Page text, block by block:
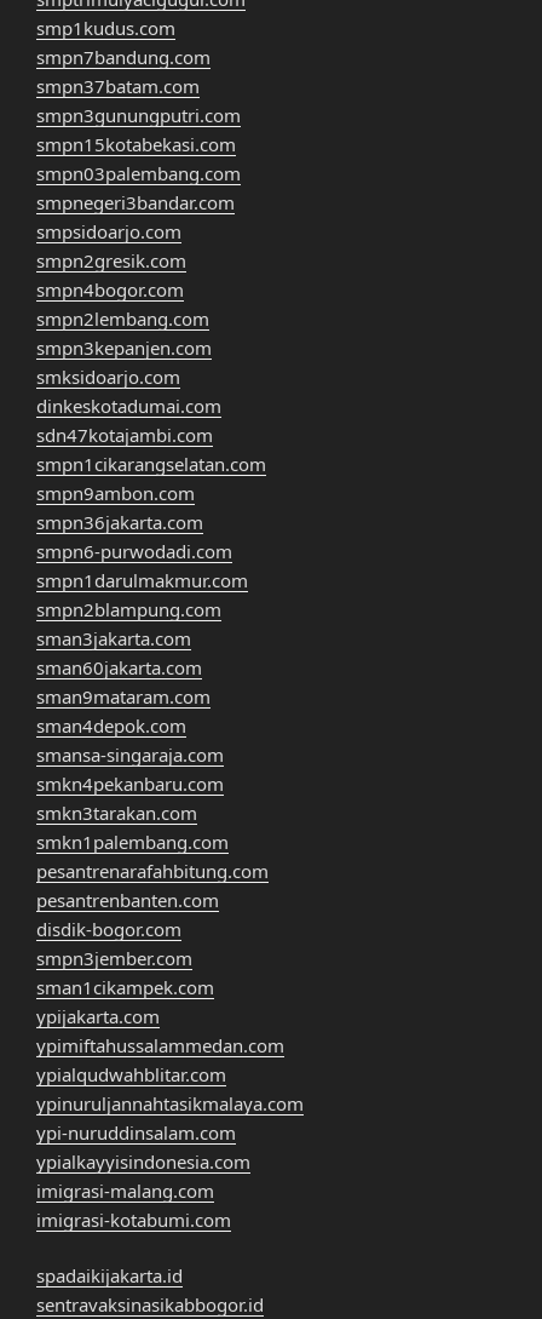
smp1kudus.com
smpn7bandung.com
smpn37batam.com
smpn3gunungputri.com
smpn15kotabekasi.com
smpn03palembang.com
smpnegeri3bandar.com
smpsidoarjo.com
smpn2gresik.com
smpn4bogor.com
smpn2lembang.com
smpn3kepanjen.com
smksidoarjo.com
dinkeskotadumai.com
sdn47kotajambi.com
smpn1cikarangselatan.com
smpn9ambon.com
smpn36jakarta.com
smpn6-purwodadi.com
smpn1darulmakmur.com
smpn2blampung.com
sman3jakarta.com
sman60jakarta.com
sman9mataram.com
sman4depok.com
smansa-singaraja.com
smkn4pekanbaru.com
smkn3tarakan.com
smkn1palembang.com
pesantrenarafahbitung.com
pesantrenbanten.com
disdik-bogor.com
smpn3jember.com
sman1cikampek.com
ypijakarta.com
ypimiftahussalammedan.com
ypialqudwahblitar.com
ypinuruljannahtasikmalaya.com
ypi-nuruddinsalam.com
ypialkayyisindonesia.com
imigrasi-malang.com
imigrasi-kotabumi.com
spadaikijakarta.id
sentravaksinasikabbogor.id